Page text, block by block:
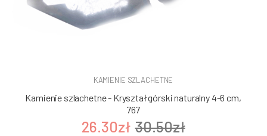
KAMIENIE SZLACHETNE
Kamienie szlachetne - Kryształ górski naturalny 4-6 cm,
767
26.30zł 30.50zł